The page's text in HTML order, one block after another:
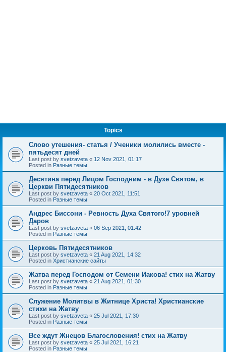
Topics
Слово утешения- статья / Ученики молились вместе -
пятьдесят дней
Last post by svetzaveta « 12 Nov 2021, 01:17
Posted in Разные темы
Десятина перед Лицом Господним - в Духе Святом, в
Церкви Пятидесятников
Last post by svetzaveta « 20 Oct 2021, 11:51
Posted in Разные темы
Андрес Биссони - Ревность Духа Святого!7 уровней
Даров
Last post by svetzaveta « 06 Sep 2021, 01:42
Posted in Разные темы
Церковь Пятидесятников
Last post by svetzaveta « 21 Aug 2021, 14:32
Posted in Христианские сайты
Жатва перед Господом от Семени Иакова! стих на Жатву
Last post by svetzaveta « 21 Aug 2021, 01:30
Posted in Разные темы
Служение Молитвы в Житнице Христа! Христианские
стихи на Жатву
Last post by svetzaveta « 25 Jul 2021, 17:30
Posted in Разные темы
Все ждут Жнецов Благословения! стих на Жатву
Last post by svetzaveta « 25 Jul 2021, 16:21
Posted in Разные темы